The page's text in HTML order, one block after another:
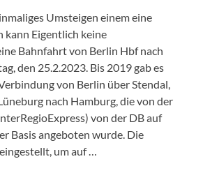
Umsteigen einem eine
kann Eigentlich keine
Bahnfahrt von Berlin Hbf nach
den 25.2.2023. Bis 2019 gab es
von Berlin über Stendal,
nach Hamburg, die von der
von der DB auf
Basis angeboten wurde. Die
um auf …